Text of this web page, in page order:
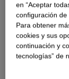
A solid silicone
polyamide-
dry blending
improves the
and has a dual
en “Aceptar
configuración
Para obtener
cookies y sus
continuación y
tecnologías” de